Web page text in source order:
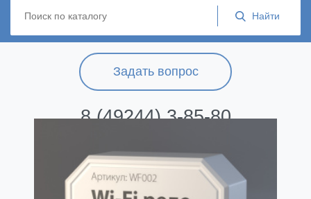
Задать вопрос
8 (49244) 3-85-80